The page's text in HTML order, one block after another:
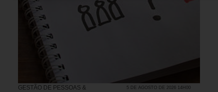
GESTÃO DE PESSOAS &
5 DE AGOSTO DE 2026 14H00